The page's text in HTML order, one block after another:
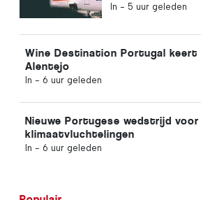
In - 5 uur geleden
Wine Destination Portugal keert
Alentejo
In - 6 uur geleden
Nieuwe Portugese wedstrijd voor
klimaatvluchtelingen
In - 6 uur geleden